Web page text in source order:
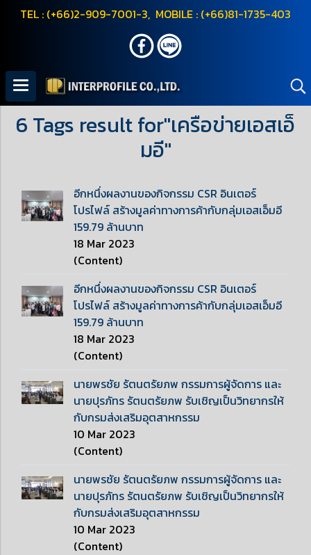
TEL : (+66)2-909-7001-3, MOBILE : (+66)81-1735-403
6 Tags result for"เครือข่ายเอสเอ็
มอี"
อีกหนึ่งผลงานของกิจกรรม CSR อินเตอร์
โปรไฟล์ สร้างมูลค่าทางการค้ากับกลุ่มเอสเอ็มอี
159.79 ล้านบาท
18 Mar 2023
(Content)
อีกหนึ่งผลงานของกิจกรรม CSR อินเตอร์
โปรไฟล์ สร้างมูลค่าทางการค้ากับกลุ่มเอสเอ็มอี
159.79 ล้านบาท
18 Mar 2023
(Content)
นายพรชัย รัตนตรัยภพ กรรมการผู้จัดการ และ
นายปุรภัทร รัตนตรัยภพ รับเชิญเป็นวิทยากรให้
กับกรมส่งเสริมอุตสาหกรรม
10 Mar 2023
(Content)
นายพรชัย รัตนตรัยภพ กรรมการผู้จัดการ และ
นายปุรภัทร รัตนตรัยภพ รับเชิญเป็นวิทยากรให้
กับกรมส่งเสริมอุตสาหกรรม
10 Mar 2023
(Content)